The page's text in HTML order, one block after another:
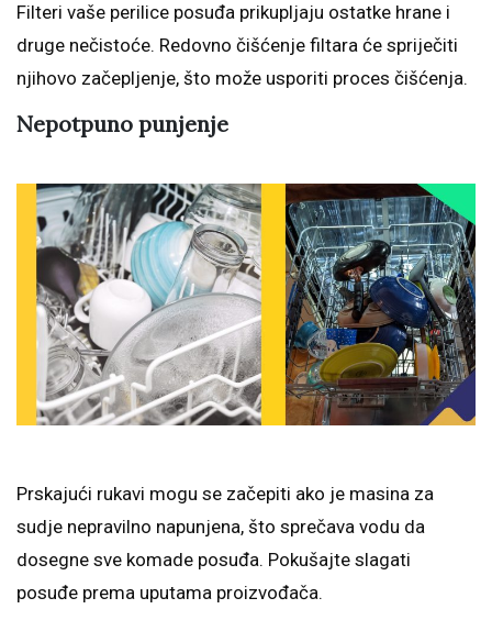
Filteri vaše perilice posuđa prikupljaju ostatke hrane i
druge nečistoće. Redovno čišćenje filtara će spriječiti
njihovo začepljenje, što može usporiti proces čišćenja.
Nepotpuno punjenje
Prskajući rukavi mogu se začepiti ako je masina za
sudje nepravilno napunjena, što sprečava vodu da
dosegne sve komade posuđa. Pokušajte slagati
posuđe prema uputama proizvođača.